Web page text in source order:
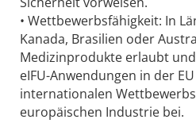
• Wettbewerbsfähigkeit: In
Kanada, Brasilien oder
Medizinprodukte erlaubt
eIFU-Anwendungen in der
internationalen
europäischen Industrie bei.